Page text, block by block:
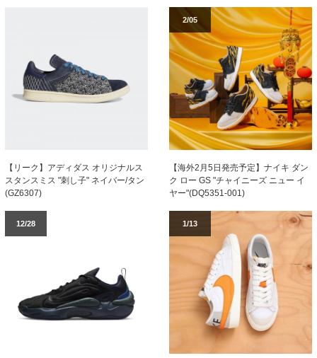
【リーク】アディダス オリジナルス
スタンスミス "刺し子" ネイバー/タン
(GZ6307)
2/05
【海外2月5日発売予定】ナイキ ダン
ク ロー GS "チャイニーズ ニュー イ
ヤー"(DQ5351-001)
12/28 1/13